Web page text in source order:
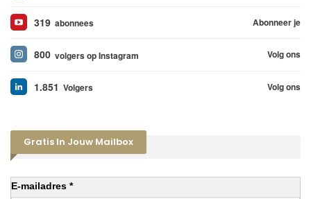
319 abonnees Abonneer je
800 volgers op Instagram Volg ons
1.851 Volgers Volg ons
Gratis In Jouw Mailbox
E-mailadres *